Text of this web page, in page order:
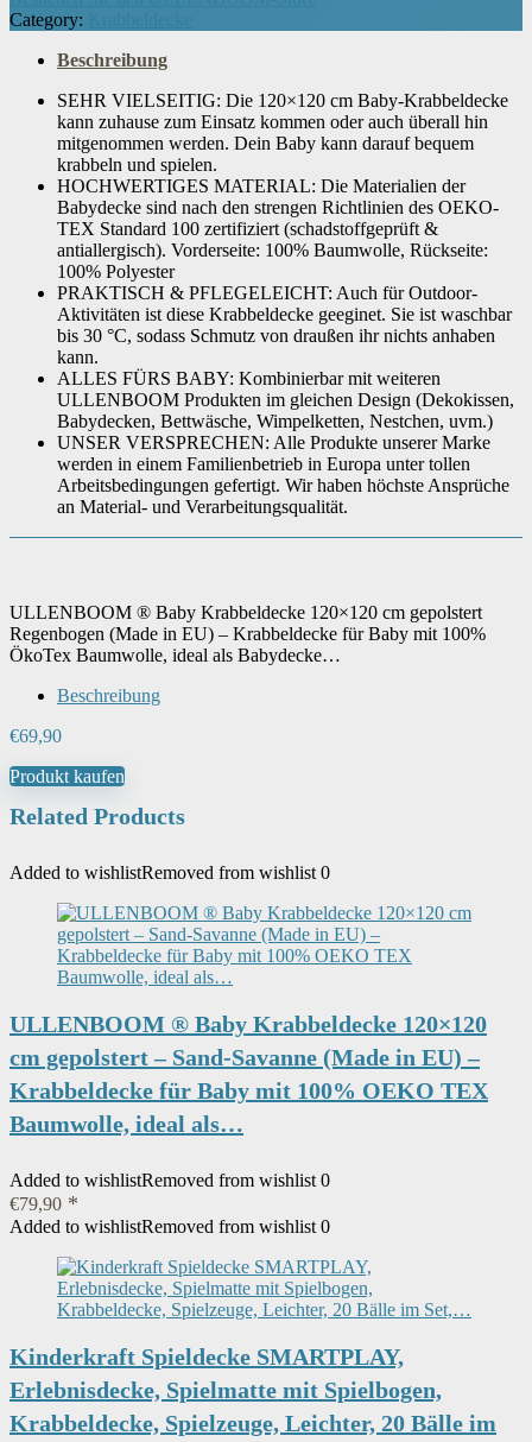
Artikelgewicht
Category:
Beschreibung
SEHR VIELSEITIG: Die 120×120 cm Baby-Krabbeldecke
kann zuhause zum Einsatz kommen oder auch überall hin
mitgenommen werden. Dein Baby kann darauf bequem
krabbeln und spielen.
HOCHWERTIGES MATERIAL: Die Materialien der
Babydecke sind nach den strengen Richtlinien des OEKO-
TEX Standard 100 zertifiziert (schadstoffgeprüft &
antiallergisch). Vorderseite: 100% Baumwolle, Rückseite:
100% Polyester
PRAKTISCH & PFLEGELEICHT: Auch für Outdoor-
Aktivitäten ist diese Krabbeldecke geeginet. Sie ist waschbar
bis 30 °C, sodass Schmutz von draußen ihr nichts anhaben
kann.
ALLES FÜRS BABY: Kombinierbar mit weiteren
ULLENBOOM Produkten im gleichen Design (Dekokissen,
Babydecken, Bettwäsche, Wimpelketten, Nestchen, uvm.)
UNSER VERSPRECHEN: Alle Produkte unserer Marke
werden in einem Familienbetrieb in Europa unter tollen
Arbeitsbedingungen gefertigt. Wir haben höchste Ansprüche
an Material- und Verarbeitungsqualität.
ULLENBOOM ® Baby Krabbeldecke 120×120 cm gepolstert
Regenbogen (Made in EU) – Krabbeldecke für Baby mit 100%
ÖkoTex Baumwolle, ideal als Babydecke…
Beschreibung
€69,90
Produkt kaufen
Related Products
Added to wishlistRemoved from wishlist 0
ULLENBOOM ® Baby Krabbeldecke 120×120
cm gepolstert – Sand-Savanne (Made in EU) –
Krabbeldecke für Baby mit 100% OEKO TEX
Baumwolle, ideal als…
Added to wishlistRemoved from wishlist 0
€79,90
Added to wishlistRemoved from wishlist 0
Kinderkraft Spieldecke SMARTPLAY,
Erlebnisdecke, Spielmatte mit Spielbogen,
Krabbeldecke, Spielzeuge, Leichter, 20 Bälle im